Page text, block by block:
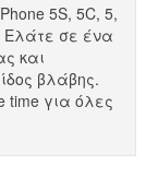
5S, 5C, 5,
Ελάτε σε ένα
και
βλάβης.
time για όλες